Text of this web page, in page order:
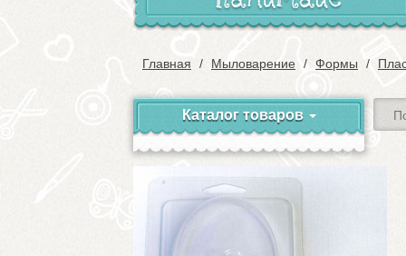
Главная Мыловарение Формы
Каталог товаров